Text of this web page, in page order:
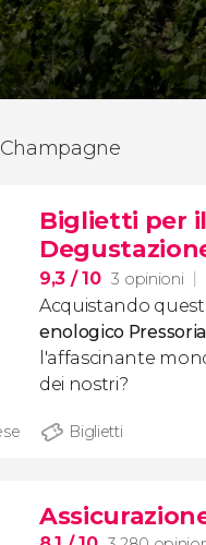
Biglietti per
9,3 / 10 3 opinioni
Acquistando
enologico
l'affascinante
dei nostri?
Biglietti